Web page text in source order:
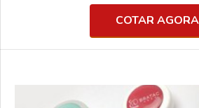
profissionais da Paraná Cards o cliente
SOBRE CRACHÁ PVC VALORA
COTAR AGORA